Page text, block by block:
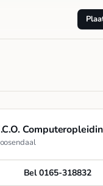
Bel 0165-318832